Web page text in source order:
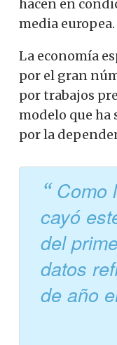
hacen en
media europea.
La economía
por el gran
por trabajos
modelo que
por la
Como
cayó
del
datos
de año